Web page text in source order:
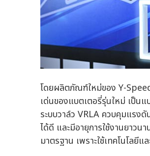
โดยผลิตภัณฑ์ใหม่ของ Y-
เด่นของแบตเตอรี่รุ่นใหม่ เป็
ระบบวาล์ว VRLA ควบคุมแรง
ได้ดี และมีอายุการใช้งานยาวน
มาตรฐาน เพราะใช้เทคโนโลยี